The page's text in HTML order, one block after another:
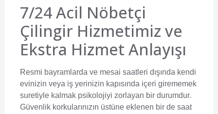
7/24 Acil Nöbetçi
Çilingir Hizmetimiz ve
Ekstra Hizmet Anlayışı
Resmi bayramlarda ve mesai saatleri dışında kendi
evinizin veya iş yerinizin kapısında içeri girememek
suretiyle kalmak psikolojiyi zorlayan bir durumdur.
Güvenlik korkularınızın üstüne eklenen bir de saat